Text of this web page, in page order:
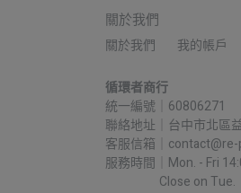
關於我們
關於我們 我的帳戶
循環者商行
統一編號｜60806271
聯絡地址｜台中市北區
客服信箱｜contact@re-
服務時間｜Mon. - Fri
Close on Tue.